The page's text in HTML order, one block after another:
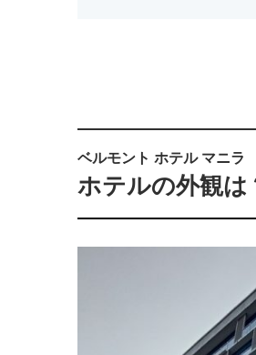
ベルモント ホテル マニラ
ホテルの外観